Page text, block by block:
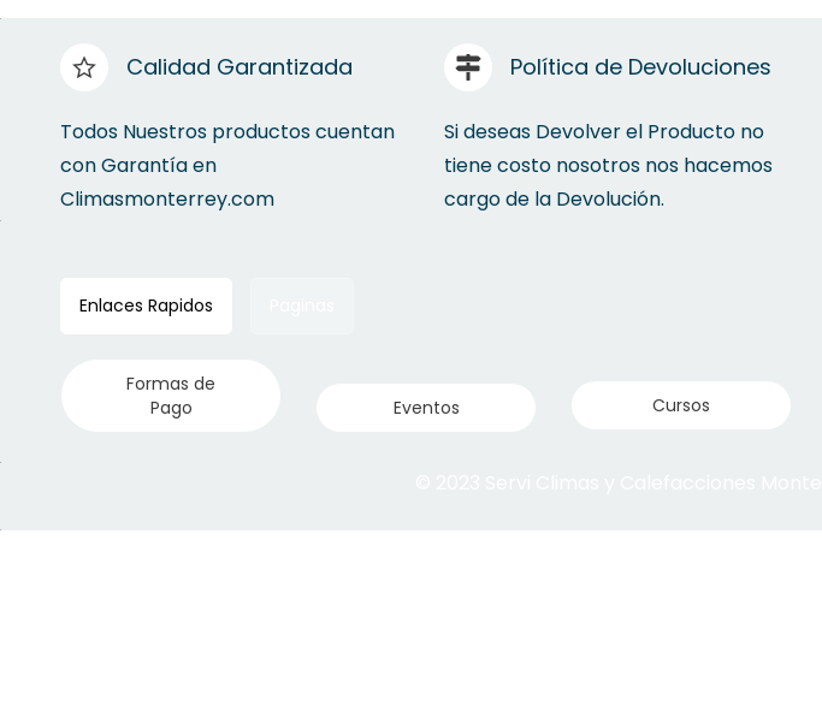
Calidad Garantizada
Todos Nuestros productos cuentan
con Garantía en
Climasmonterrey.com
Política de Devoluciones
Si deseas Devolver el Producto no
tiene costo nosotros nos hacemos
cargo de la Devolución.
Enlaces Rapidos
Formas de
Pago
Eventos Cursos